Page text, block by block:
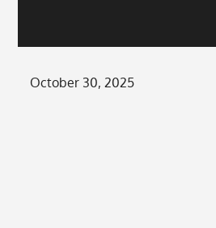
Posted
October 30, 2025